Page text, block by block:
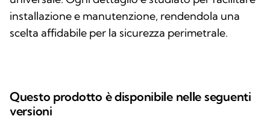
installazione e manutenzione, rendendola una
scelta affidabile per la sicurezza perimetrale.
Questo prodotto è disponibile nelle seguenti
versioni